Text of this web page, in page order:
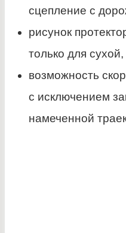
сцепление с
рисунок
только для
возможность
с исключением
намеченной